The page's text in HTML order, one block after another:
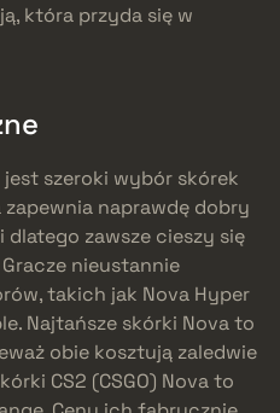
która przyda się w
szeroki wybór skórek
zapewnia naprawdę dobry
zawsze cieszy się
nieustannie
takich jak Nova Hyper
Najtańsze skórki Nova to
obie kosztują zaledwie
CS2 (CSGO) Nova to